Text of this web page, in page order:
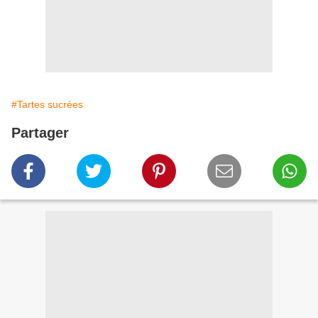
#Tartes sucrées
Partager